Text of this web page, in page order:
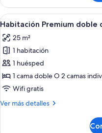
Premium
doble
Abrir
todas
las
fotos
de
Habitación
Premium
de
6
Habitación Premium doble
25 m²
1 habitación
1 huésped
1 cama doble O 2 camas
Wifi gratis
Ver más detalles
Más